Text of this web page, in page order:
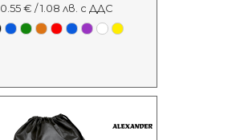
0.55 € / 1.08 лв. с ДДС